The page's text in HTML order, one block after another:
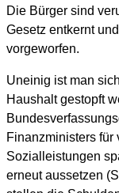
Die Bürger sind
Gesetz entkernt
vorgeworfen.
Uneinig ist man
Haushalt gestopft
Finanzministers für
Sozialleistungen
erneut aussetzen